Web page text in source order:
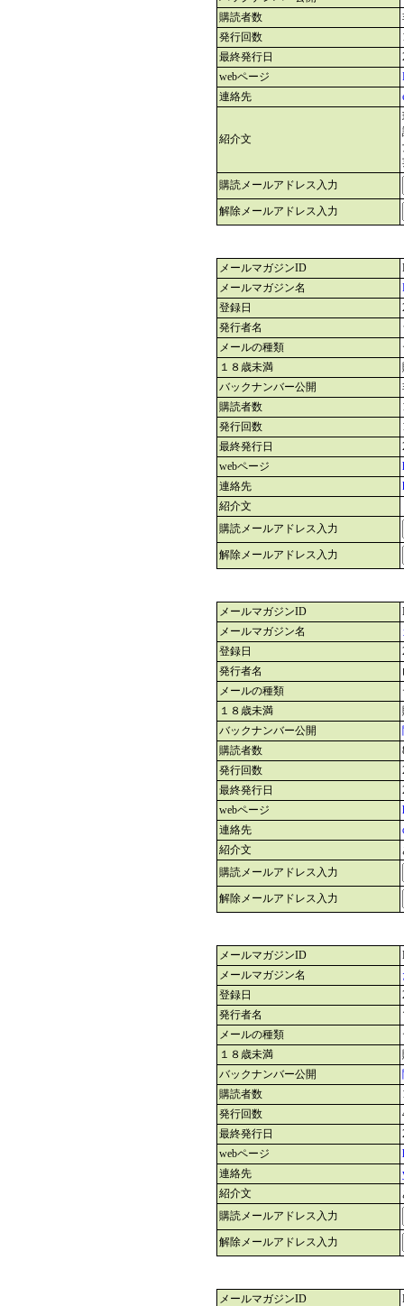
購読者数
発行回数
最終発行日
webページ
連絡先
紹介文
購読メールアドレス入力
解除メールアドレス入力
メールマガジンID
メールマガジン名
登録日
発行者名
メールの種類
１８歳未満
バックナンバー公開
購読者数
発行回数
最終発行日
webページ
連絡先
紹介文
購読メールアドレス入力
解除メールアドレス入力
メールマガジンID
メールマガジン名
登録日
発行者名
メールの種類
１８歳未満
バックナンバー公開
購読者数
発行回数
最終発行日
webページ
連絡先
紹介文
購読メールアドレス入力
解除メールアドレス入力
メールマガジンID
メールマガジン名
登録日
発行者名
メールの種類
１８歳未満
バックナンバー公開
購読者数
発行回数
最終発行日
webページ
連絡先
紹介文
購読メールアドレス入力
解除メールアドレス入力
メールマガジンID